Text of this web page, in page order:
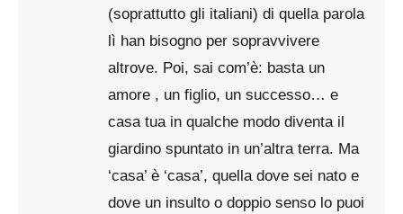
(soprattutto gli italiani) di quella parola
lì han bisogno per sopravvivere
altrove. Poi, sai com’è: basta un
amore , un figlio, un successo… e
casa tua in qualche modo diventa il
giardino spuntato in un’altra terra. Ma
‘casa’ è ‘casa’, quella dove sei nato e
dove un insulto o doppio senso lo puoi